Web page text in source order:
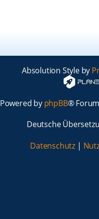
Absolution Style by
Powered by phpBB®
Deutsche
Datenschutz |